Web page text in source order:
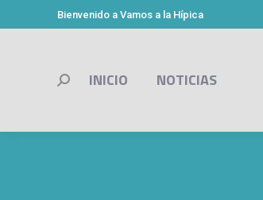
Bienvenido a Vamos a la Hípica
INICIO NOTICIAS
Buscar: